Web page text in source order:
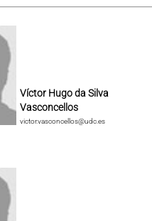
Víctor Hugo da Silva
Vasconcellos
victor.vasconcellos@udc.es